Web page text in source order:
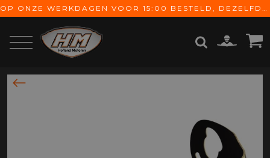
OP ONZE WERKDAGEN VOOR 15:00 BESTELD, DEZELFDE DAG VERZONDEN! GRATIS VERZENDING VANAF € 65,-